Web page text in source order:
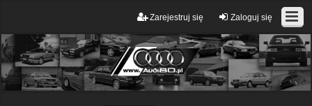
Zaloguj się
Zarejestruj się